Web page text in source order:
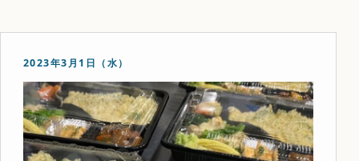
2023年3月1日（水）